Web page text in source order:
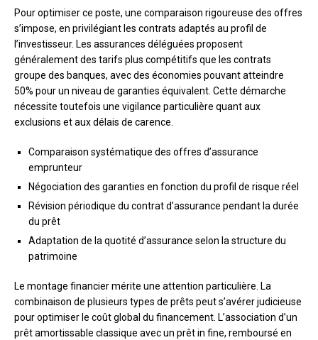
Pour optimiser ce poste, une comparaison rigoureuse des offres
s’impose, en privilégiant les contrats adaptés au profil de
l’investisseur. Les assurances déléguées proposent
généralement des tarifs plus compétitifs que les contrats
groupe des banques, avec des économies pouvant atteindre
50% pour un niveau de garanties équivalent. Cette démarche
nécessite toutefois une vigilance particulière quant aux
exclusions et aux délais de carence.
Comparaison systématique des offres d’assurance
emprunteur
Négociation des garanties en fonction du profil de risque réel
Révision périodique du contrat d’assurance pendant la durée
du prêt
Adaptation de la quotité d’assurance selon la structure du
patrimoine
Le montage financier mérite une attention particulière. La
combinaison de plusieurs types de prêts peut s’avérer judicieuse
pour optimiser le coût global du financement. L’association d’un
prêt amortissable classique avec un prêt in fine, remboursé en